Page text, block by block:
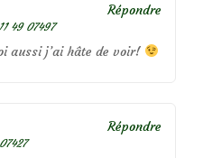
49 07497
aussi j’ai hâte de voir!
Répondre
Répondre